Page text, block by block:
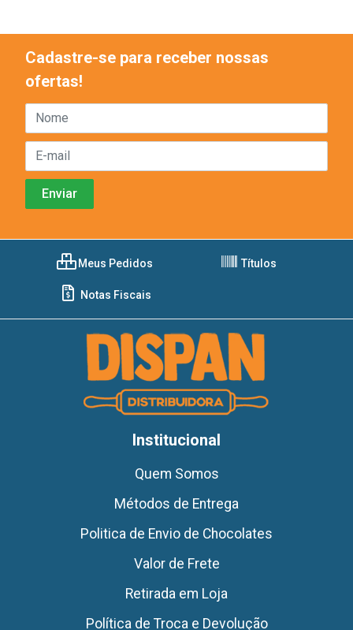
Cadastre-se para receber nossas
ofertas!
Meus Pedidos Títulos
Notas Fiscais
Institucional
Quem Somos
Métodos de Entrega
Politica de Envio de Chocolates
Valor de Frete
Retirada em Loja
Política de Troca e Devolução